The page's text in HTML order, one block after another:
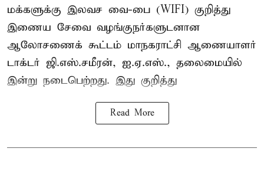
மக்களுக்கு இலவச வை-பை (WIFI) குறித்து
இணைய சேவை வழங்குநர்களுடனான
ஆலோசணைக் கூட்டம் மாநகராட்சி ஆணையாளர்
டாக்டர் ஜி.எஸ்.சமீரன், ஐ.ஏ.எஸ்., தலைமையில்
இன்று நடைபெற்றது. இது குறித்து
Read More